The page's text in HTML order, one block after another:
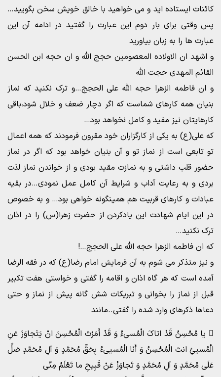
کائنات ایستاده اید و می خواهید با خالق خویش سخن بگویید…
پس وقتی برای بار دوم این عبارت را گفتید در ادامه آن این
عبارت ها را به زبان بیاورید
و اشهد ان الاولاده المعصومین حجج الله و ان حجه ابن الحسن
القائم المهدی حجت الله
و ان فاطمه الزهرا حجه الله علی الحجج…و ترک نکنید که نماز
بنیان همه کارهای شماست که اگر دچار ضعف و خلال شود،باقی
کارهایتان نیز مفید و کامل نخواهد بود…
که علی(ع) به یکی از کارگزاران خود مقرون فرمودند که همه اعمال
تو تابعی است از نماز تو و آن بنیان خواهد بود که اگر در نماز
حضور قلب داشتی و به نمازت مقید بودی و از خواندن نماز لذت
بردی و به رعایت آداب و شرایط آن کامل عمل نمودی…در بقیه
عبادات و کارهای قربیت هم همینگونه خواهی بود… و به خصوص
در این ایام شهادت این یادکردن از حضرت زهرا(س) را در اذان
ترک نکنید…
که ان فاطمه الزهرا حجه الله علی الحجج…!
و نیز متذکر می شوم به آن فرمایش امام رضا(ع) که در فقه الرضا
آمده است که هر گاه اذان و اقامه را گفتی و خواستی هفت تکبیر
قبل از نماز را بخوانی و تبریکات شش گانه پیش از نماز و حتی
دعاها ذکرهای وارد شده را گفتی..مانند
 یا مُحْسِنُ قَدْ اتاکَ الْمُسى‏ءُ وَ قَدْ أَمَرْتَ الْمُحْسِنَ انْ یَتَجاوَزَ عَنِ
الْمُسیئِ انتَ الْمُحْسِنُ وَ أَنَا الْمُسیى‏ءُ بِحَقِّ مُحَمَّدٍ وَ آلِ مُحَمَّدٍ صَلِّ
عَلَى‏ مُحَمَّدٍ وَ آلِ مُحَمَّدٍ وَ تَجاوَزْ عَنْ قَبِیحِ ما تَعْلَمُ مِنّى